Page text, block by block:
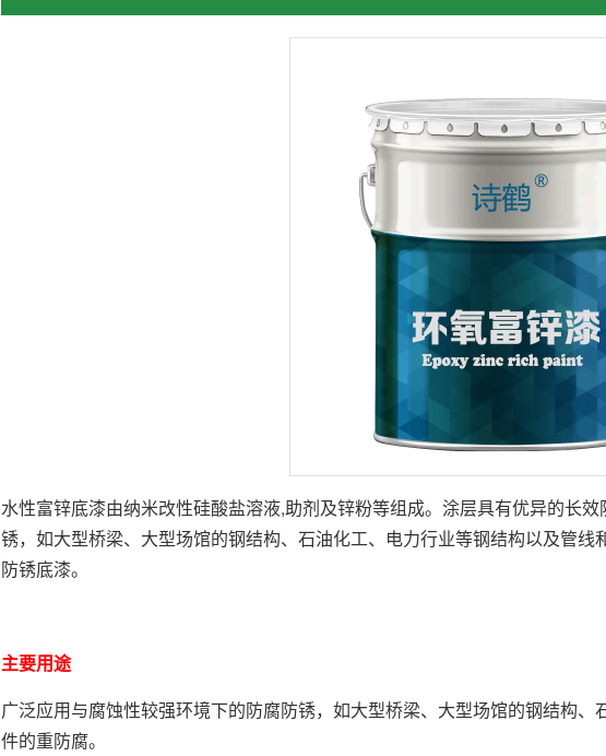
水性富锌底漆由纳米改性硅酸盐溶液,助剂及锌粉等组成。涂层具有优异的长
锈，如大型桥梁、大型场馆的钢结构、石油化工、电力行业等钢结构以及管
防锈底漆。
主要用途
广泛应用与腐蚀性较强环境下的防腐防锈，如大型桥梁、大型场馆的钢结构
件的重防腐。